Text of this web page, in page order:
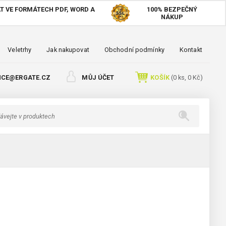
VE FORMÁTECH PDF, WORD A
100% BEZPEČNÝ
NÁKUP
Veletrhy Jak nakupovat Obchodní podmínky Kontakt
MŮJ ÚČET KOŠÍK(0ks, 0 Kč)